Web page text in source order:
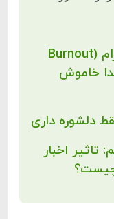
نشانه‌های فروپاشی روانی آرام (Burnout
خاموش
دلشوره داری
اخبار
چیست؟